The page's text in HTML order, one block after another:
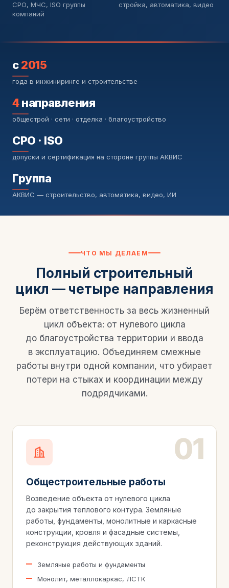
СРО, МЧС, ISO группы
компаний
стройка, автоматика, видео
с2015
года в инжиниринге и строительстве
4направления
общестрой · сети · отделка · благоустройство
СРО · ISO
допуски и сертификация на стороне группы АКВИС
Группа
АКВИС — строительство, автоматика, видео, ИИ
ЧТО МЫ ДЕЛАЕМ
Полный строительный
цикл — четыре направления
Берём ответственность за весь жизненный
цикл объекта: от нулевого цикла
до благоустройства территории и ввода
в эксплуатацию. Объединяем смежные
работы внутри одной компании, что убирает
потери на стыках и координации между
подрядчиками.
Общестроительные работы
Возведение объекта от нулевого цикла
до закрытия теплового контура. Земляные
работы, фундаменты, монолитные и каркасные
конструкции, кровля и фасадные системы,
реконструкция действующих зданий.
Земляные работы и фундаменты
Монолит, металлокаркас, ЛСТК